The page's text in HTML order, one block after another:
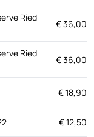
Ried
€ 36,00
Ried
€ 36,00
€ 18,90
€ 12,50